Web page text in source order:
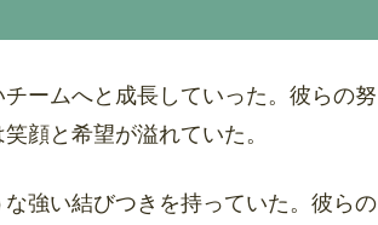
ームへと成長していった。彼らの努
顔と希望が溢れていた。
強い結びつきを持っていた。彼らの